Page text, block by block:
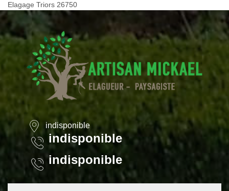
Elagage Triors 26750
indisponible
indisponible
indisponible